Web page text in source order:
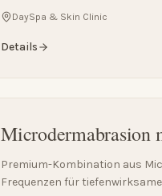
DaySpa & Skin Clinic
Details
Microdermabrasion
Premium-Kombination aus
Frequenzen für